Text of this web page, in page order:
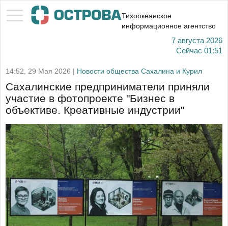
Тихоокеанское
информационное агентство
7 августа 2026
Сейчас 01:51
14:52, 29 Мая 2026 | Новости общества Сахалина и Курил
Сахалинские предприниматели приняли
участие в фотопроекте "Бизнес в
объективе. Креативные индустрии"